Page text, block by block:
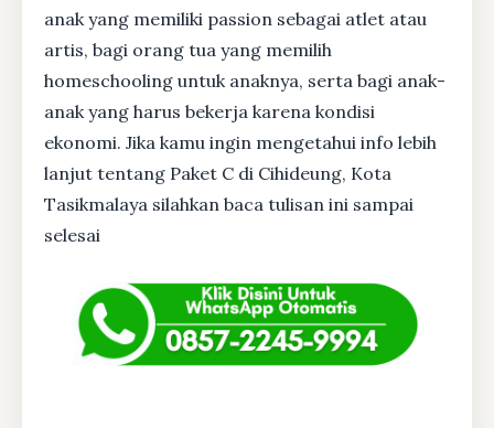
anak yang memiliki passion sebagai atlet atau
artis, bagi orang tua yang memilih
homeschooling untuk anaknya, serta bagi anak-
anak yang harus bekerja karena kondisi
ekonomi. Jika kamu ingin mengetahui info lebih
lanjut tentang Paket C di Cihideung, Kota
Tasikmalaya silahkan baca tulisan ini sampai
selesai